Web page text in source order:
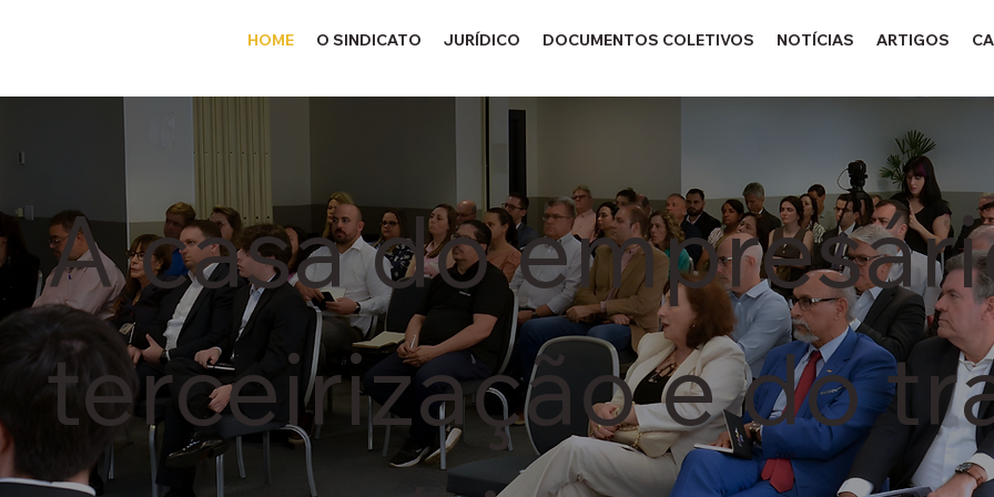
HOME O SINDICATO JURÍDICO DOCUMENTOS COLETIVOS NOTÍCIAS ARTIGOS
A casa do
terceirização e do